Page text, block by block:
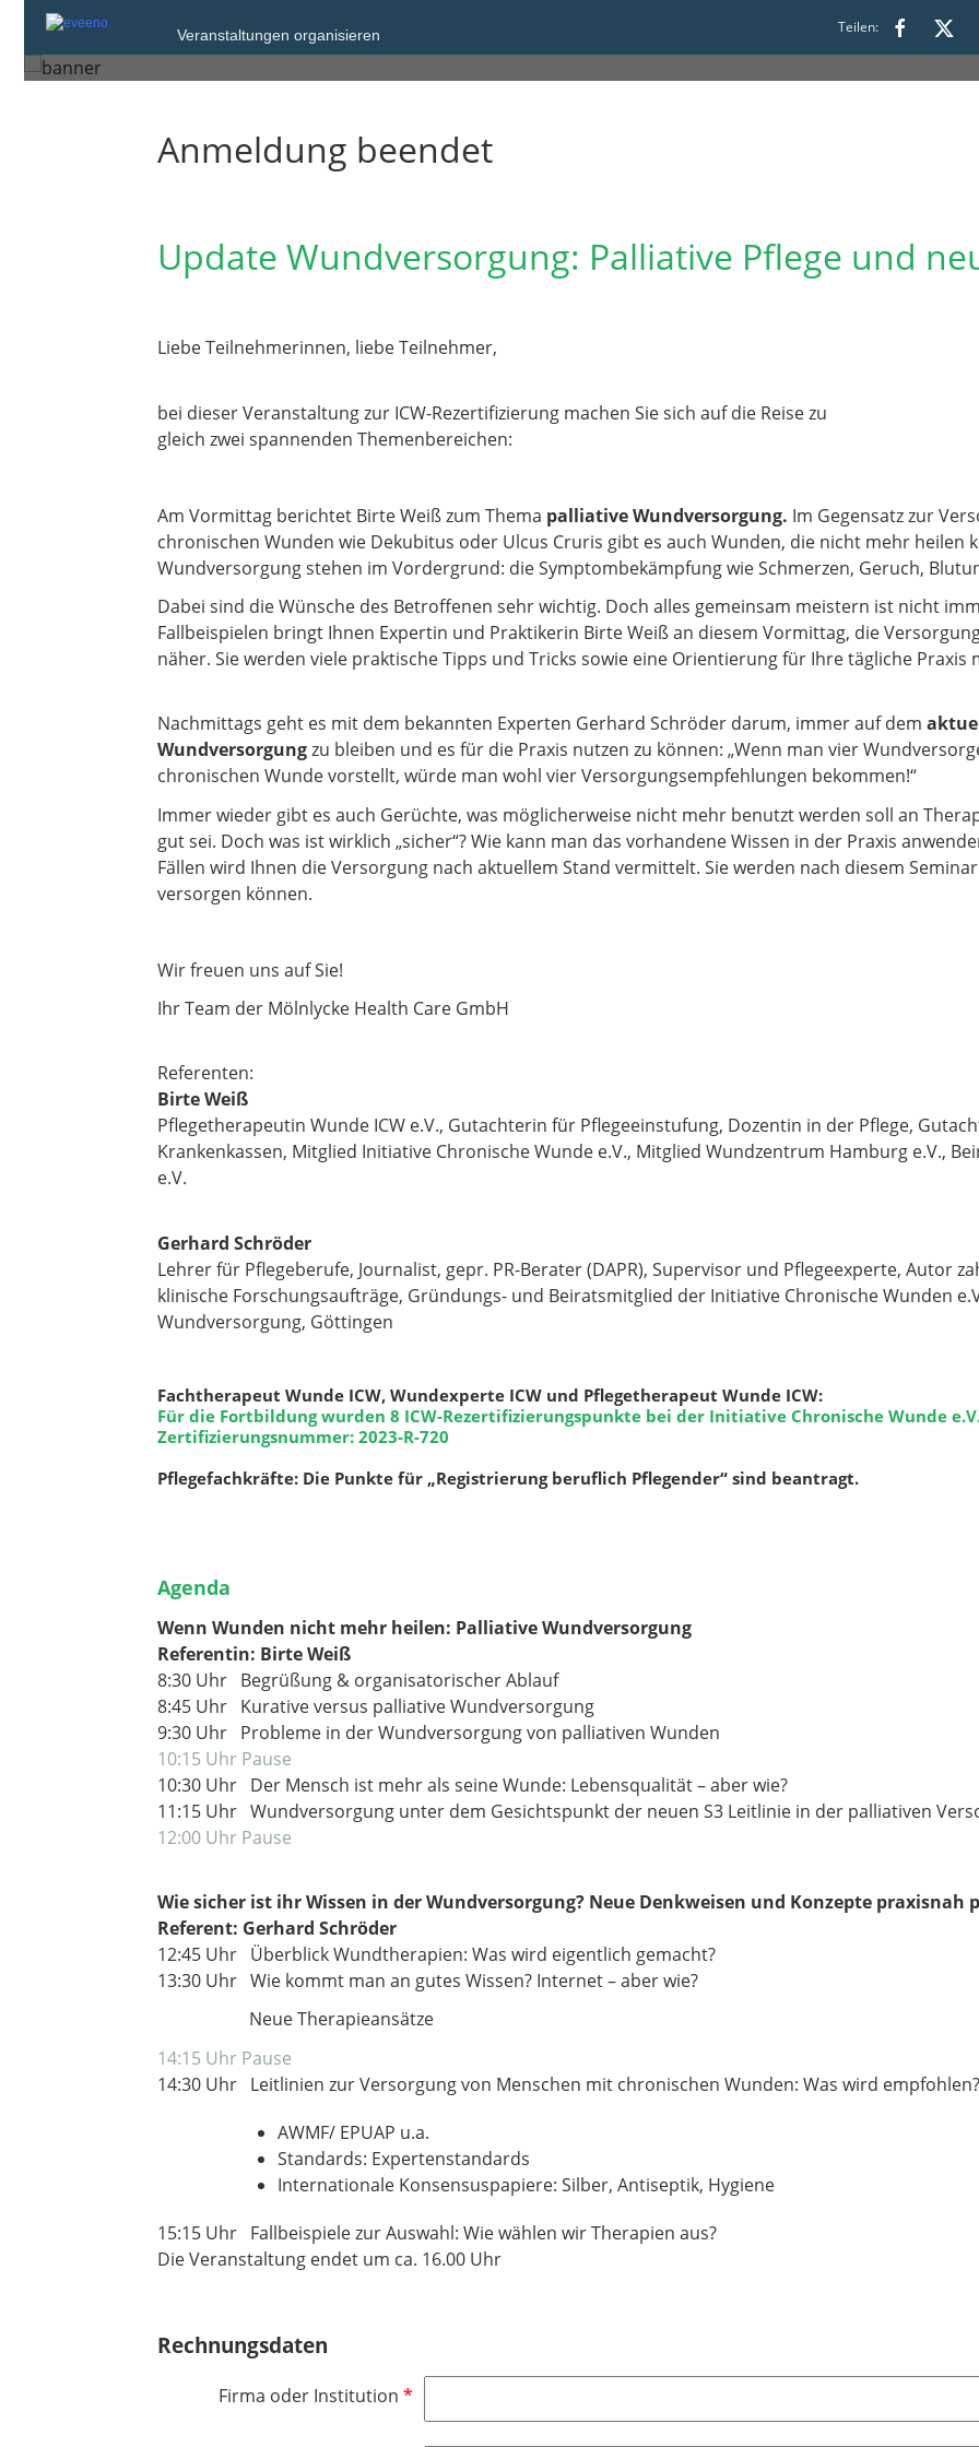
Veranstaltungen organisieren Teilen:
Hannover
Anmeldung beendet
Update Wundversorgung: Palliative Pflege und
Liebe Teilnehmerinnen, liebe Teilnehmer,
bei dieser Veranstaltung zur ICW-Rezertifizierung machen Sie sich auf die Reise zu
gleich zwei spannenden Themenbereichen:
Am Vormittag berichtet Birte Weiß zum Thema palliative Wundversorgung. Im Gegensatz zur
chronischen Wunden wie Dekubitus oder Ulcus Cruris gibt es auch Wunden, die nicht mehr heilen
Wundversorgung stehen im Vordergrund: die Symptombekämpfung wie Schmerzen, Geruch,
Dabei sind die Wünsche des Betroffenen sehr wichtig. Doch alles gemeinsam meistern ist nicht
Fallbeispielen bringt Ihnen Expertin und Praktikerin Birte Weiß an diesem Vormittag, die
näher. Sie werden viele praktische Tipps und Tricks sowie eine Orientierung für Ihre tägliche Praxis
Nachmittags geht es mit dem bekannten Experten Gerhard Schröder darum, immer auf dem
Wundversorgungzu bleiben und es für die Praxis nutzen zu können: „Wenn man vier
chronischen Wunde vorstellt, würde man wohl vier Versorgungsempfehlungen bekommen!“
Immer wieder gibt es auch Gerüchte, was möglicherweise nicht mehr benutzt werden soll an
gut sei. Doch was ist wirklich „sicher“? Wie kann man das vorhandene Wissen in der Praxis
Fällen wird Ihnen die Versorgung nach aktuellem Stand vermittelt. Sie werden nach diesem
versorgen können.
Wir freuen uns auf Sie!
Ihr Team der Mölnlycke Health Care GmbH
Referenten:
Birte Weiß
Pflegetherapeutin Wunde ICW e.V., Gutachterin für Pflegeeinstufung, Dozentin in der Pflege,
Krankenkassen, Mitglied Initiative Chronische Wunde e.V., Mitglied Wundzentrum Hamburg e.V.,
e.V.
Gerhard Schröder
Lehrer für Pflegeberufe, Journalist, gepr. PR-Berater (DAPR), Supervisor und Pflegeexperte, Autor
klinische Forschungsaufträge, Gründungs- und Beiratsmitglied der Initiative Chronische Wunden
Wundversorgung, Göttingen
Fachtherapeut Wunde ICW, Wundexperte ICW und Pflegetherapeut Wunde ICW:
Für die Fortbildung wurden 8 ICW-Rezertifizierungspunkte bei der Initiative Chronische Wunde
Zertifizierungsnummer: 2023-R-720
Pflegefachkräfte: Die Punkte für „Registrierung beruflich Pflegender“ sind beantragt.
Agenda
Wenn Wunden nicht mehr heilen: Palliative Wundversorgung
Referentin: Birte Weiß
8:30 Uhr Begrüßung & organisatorischer Ablauf
8:45 Uhr Kurative versus palliative Wundversorgung
9:30 Uhr Probleme in der Wundversorgung von palliativen Wunden
10:15 Uhr Pause
10:30 Uhr Der Mensch ist mehr als seine Wunde: Lebensqualität – aber wie?
11:15 Uhr Wundversorgung unter dem Gesichtspunkt der neuen S3 Leitlinie in der palliativen
12:00 Uhr Pause
Wie sicher ist ihr Wissen in der Wundversorgung? Neue Denkweisen und Konzepte praxisnah
Referent: Gerhard Schröder
12:45 Uhr Überblick Wundtherapien: Was wird eigentlich gemacht?
13:30 Uhr Wie kommt man an gutes Wissen? Internet – aber wie?
Neue Therapieansätze
14:15 Uhr Pause
14:30 Uhr Leitlinien zur Versorgung von Menschen mit chronischen Wunden: Was wird empfohlen?
AWMF/ EPUAP u.a.
Standards: Expertenstandards
Internationale Konsensuspapiere: Silber, Antiseptik, Hygiene
15:15 Uhr Fallbeispiele zur Auswahl: Wie wählen wir Therapien aus?
Die Veranstaltung endet um ca. 16.00 Uhr
Rechnungsdaten
Firma oder Institution P